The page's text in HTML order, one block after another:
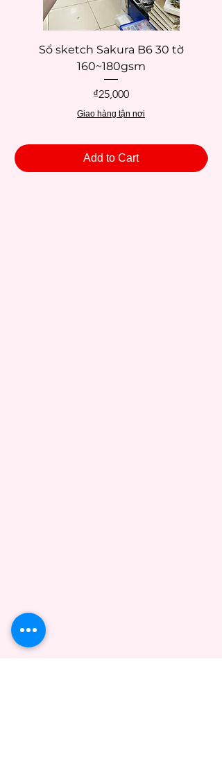
Strathmore (sketchbooks, giấy vẽ)
pastel, màu nước)
Sổ sketch Sakura B6 30 tờ
160~180gsm
Price
₫25,000
Giao hàng tận nơi
Add to Cart